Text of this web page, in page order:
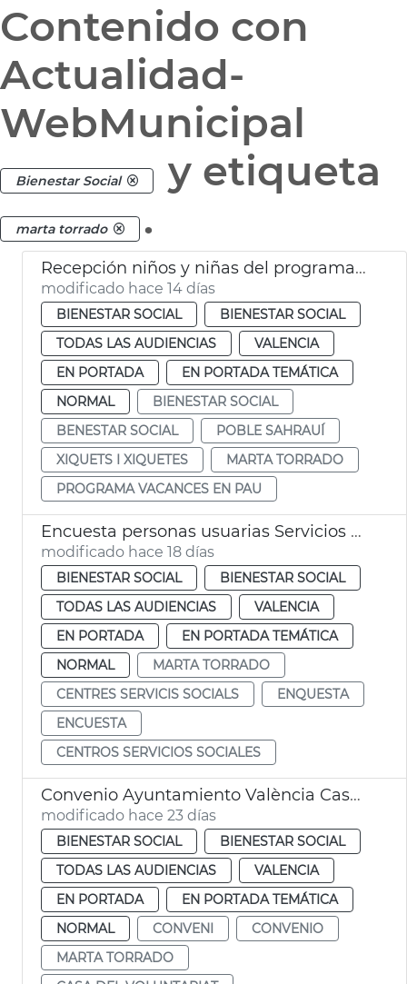
Contenido con
Actualidad-
WebMunicipal
Bienestar Social y etiqueta
marta torrado .
Recepción niños y niñas del programa Vacances en Pau
modificado hace 14 días
BIENESTAR SOCIAL
BIENESTAR SOCIAL
TODAS LAS AUDIENCIAS
VALENCIA
EN PORTADA
EN PORTADA TEMÁTICA
NORMAL
BIENESTAR SOCIAL
BENESTAR SOCIAL
POBLE SAHRAUÍ
XIQUETS I XIQUETES
MARTA TORRADO
PROGRAMA VACANCES EN PAU
Encuesta personas usuarias Servicios Sociales València
modificado hace 18 días
BIENESTAR SOCIAL
BIENESTAR SOCIAL
TODAS LAS AUDIENCIAS
VALENCIA
EN PORTADA
EN PORTADA TEMÁTICA
NORMAL
MARTA TORRADO
CENTRES SERVICIS SOCIALS
ENQUESTA
ENCUESTA
CENTROS SERVICIOS SOCIALES
Convenio Ayuntamiento València Casa del Voluntariado
modificado hace 23 días
BIENESTAR SOCIAL
BIENESTAR SOCIAL
TODAS LAS AUDIENCIAS
VALENCIA
EN PORTADA
EN PORTADA TEMÁTICA
NORMAL
CONVENI
CONVENIO
MARTA TORRADO